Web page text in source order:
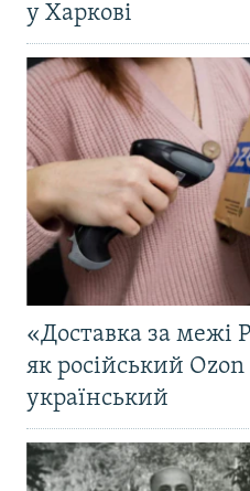
у Харкові
«Доставка за межі
як російський
український